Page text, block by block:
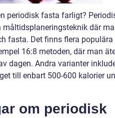
periodisk fasta farligt?
där
fasta. Det finns flera populära
16:8 metoden, där man
dagen. Andra varianter
till enbart 500-600 kalorier
om periodisk